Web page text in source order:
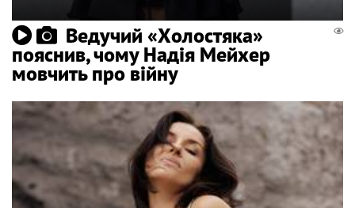
Ведучий «Холостяка»
пояснив, чому Надія Мейхер
мовчить про війну